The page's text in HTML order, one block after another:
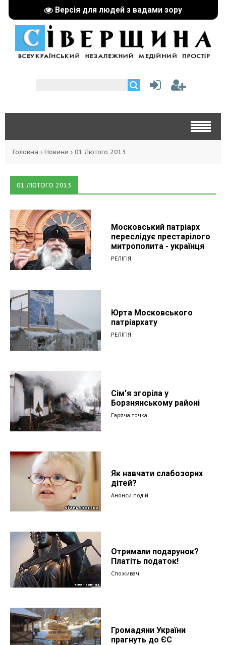
Версія для людей з вадами зору
Головна › Новини › 01 Лютого 2013
01 ЛЮТОГО 2013
Московський патріарх
переслідує престарілого
митрополита - українця
РЕЛІГІЯ
Юрта Московського
патріархату
РЕЛІГІЯ
Сім'я згоріла у
Борзнянському районі
Гаряча точка
Як навчати слабозорих
дітей?
Анонси подій
Отримали подарунок?
Платіть податок!
Споживач
Громадяни України
прагнуть до ЄС